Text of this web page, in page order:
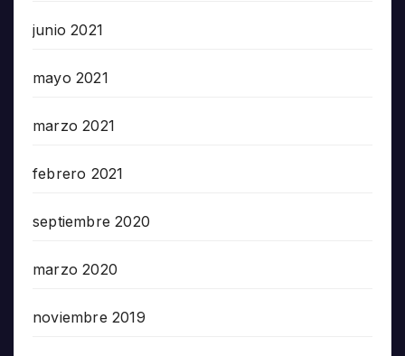
junio 2021
mayo 2021
marzo 2021
febrero 2021
septiembre 2020
marzo 2020
noviembre 2019